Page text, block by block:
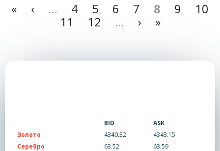
Страницы
« ‹ … 4 5 6 7 8 9
10
11
12 … › »
BID
ASK
Золото
4340.32
4343.15
Серебро
63.52
63.59